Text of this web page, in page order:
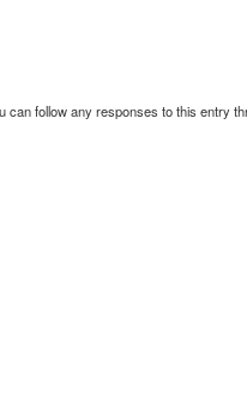
can follow any responses to this entry